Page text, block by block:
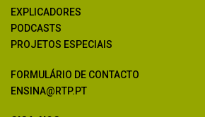
EXPLICADORES
PODCASTS
PROJETOS ESPECIAIS
FORMULÁRIO DE CONTACTO
ENSINA@RTP.PT